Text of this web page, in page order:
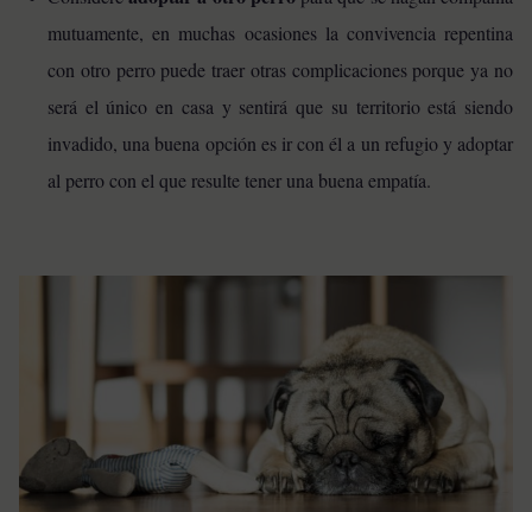
mutuamente, en muchas ocasiones la convivencia repentina
con otro perro puede traer otras complicaciones porque ya no
será el único en casa y sentirá que su territorio está siendo
invadido, una buena opción es ir con él a un refugio y adoptar
al perro con el que resulte tener una buena empatía.